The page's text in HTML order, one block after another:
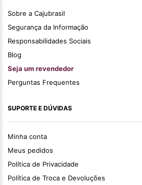
Sobre a Cajubrasil
Segurança da Informação
Responsabilidades Sociais
Blog
Seja um revendedor
Perguntas Frequentes
SUPORTE E DÚVIDAS
Minha conta
Meus pedidos
Política de Privacidade
Política de Troca e Devoluções